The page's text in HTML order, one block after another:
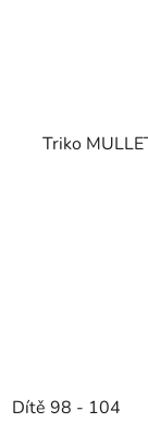
Triko
Dítě 98 - 104